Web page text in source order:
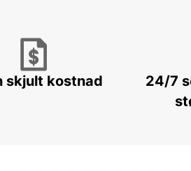
skjult kostnad
24/7